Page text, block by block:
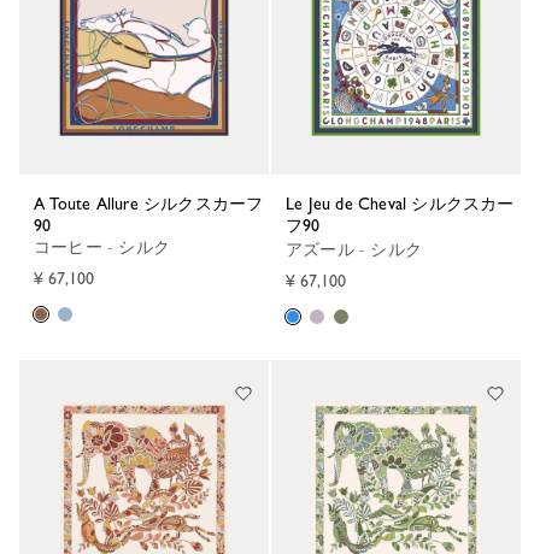
A Toute Allure シルクスカーフ
90
コーヒー - シルク
¥ 67,100
Le Jeu de Cheval シルクスカー
フ90
アズール - シルク
¥ 67,100